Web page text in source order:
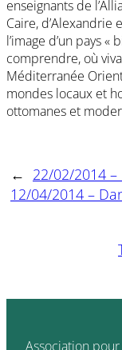
enseignants de
Caire, d’Alexandrie
l’image d’un pays
comprendre, où
Méditerranée
mondes locaux et
ottomanes et
← 22/02/2014 –
12/04/2014 –
Association